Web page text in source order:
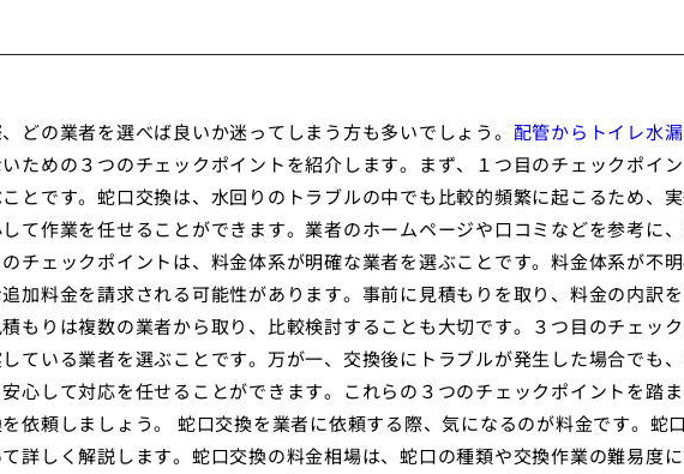
どの業者を選べば良いか迷ってしまう方も多いでしょう。 配管からトイレ水
ための３つのチェックポイントを紹介します。まず、１つ目のチェックポイ
とです。蛇口交換は、水回りのトラブルの中でも比較的頻繁に起こるため、
て作業を任せることができます。業者のホームページや口コミなどを参考に
チェックポイントは、料金体系が明確な業者を選ぶことです。料金体系が不
加料金を請求される可能性があります。事前に見積もりを取り、料金の内訳
もりは複数の業者から取り、比較検討することも大切です。３つ目のチェッ
ている業者を選ぶことです。万が一、交換後にトラブルが発生した場合でも
心して対応を任せることができます。これらの３つのチェックポイントを踏
依頼しましょう。 蛇口交換を業者に依頼する際、気になるのが料金です。蛇
詳しく解説します。蛇口交換の料金相場は、蛇口の種類や交換作業の難易度